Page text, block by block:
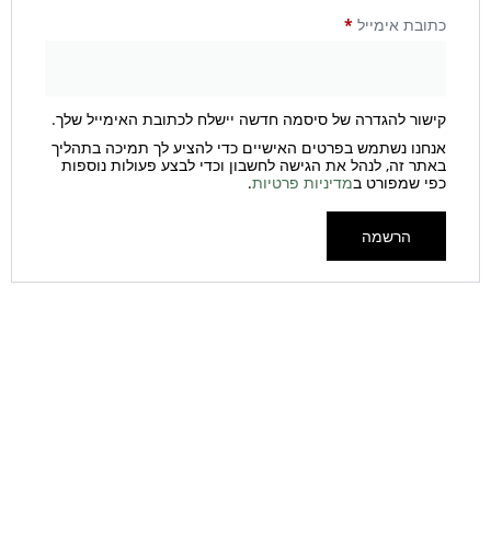
כתובת אימייל *
קישור להגדרה של סיסמה חדשה יישלח לכתובת האימייל שלך.
אנחנו נשתמש בפרטים האישיים כדי להציע לך תמיכה בתהליך
באתר זה, לנהל את הגישה לחשבון וכדי לבצע פעולות נוספות
כפי שמפורט במדיניות פרטיות.
הרשמה